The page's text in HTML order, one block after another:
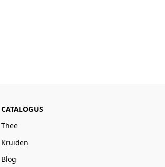
CATALOGUS
Thee
Kruiden
Blog